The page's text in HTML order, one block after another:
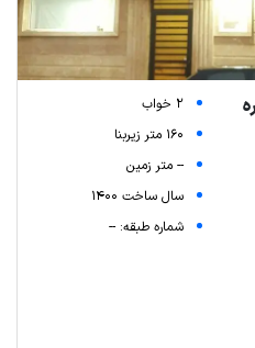
2 خواب
160 متر زیربنا
-- متر زمین
سال ساخت 1400
شماره طبقه: --